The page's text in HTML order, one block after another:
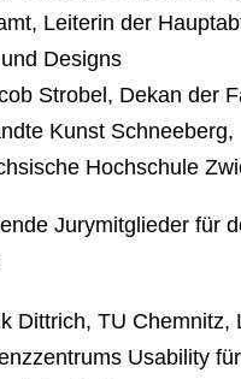
Leiterin der
Designs
Strobel, Dekan der
Kunst Schneeberg,
Hochschule
Jurymitglieder für
Dittrich, TU Chemnitz,
Usability